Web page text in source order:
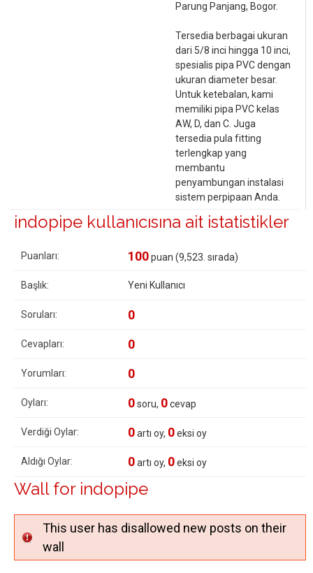
Parung Panjang, Bogor.
Tersedia berbagai ukuran
dari 5/8 inci hingga 10 inci,
spesialis pipa PVC dengan
ukuran diameter besar.
Untuk ketebalan, kami
memiliki pipa PVC kelas
AW, D, dan C. Juga
tersedia pula fitting
terlengkap yang
membantu
penyambungan instalasi
sistem perpipaan Anda.
indopipe kullanıcısına ait istatistikler
Puanları: 100puan (9,523 . sırada)
Başlık: Yeni Kullanıcı
Soruları: 0
Cevapları: 0
Yorumları: 0
Oyları: 0soru, 0cevap
Verdiği Oylar: 0artı oy, 0eksi oy
Aldığı Oylar: 0artı oy, 0eksi oy
Wall for indopipe
This user has disallowed new posts on their
wall